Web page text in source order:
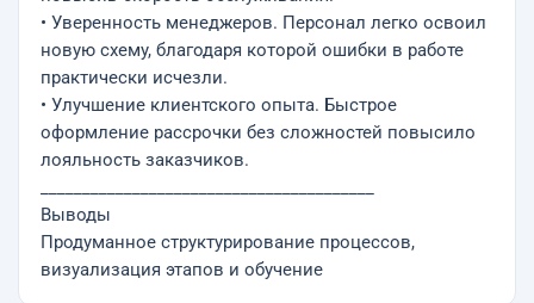
• Уверенность менеджеров. Персонал легко освоил
новую схему, благодаря которой ошибки в работе
практически исчезли.
• Улучшение клиентского опыта. Быстрое
оформление рассрочки без сложностей повысило
лояльность заказчиков.
Выводы
Продуманное структурирование процессов,
визуализация этапов и обучение